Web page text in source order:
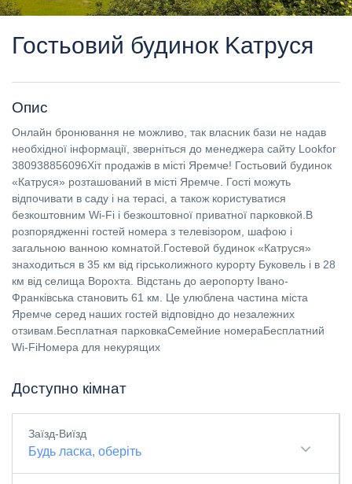
Гостьовий будинок Kатруся
Опис
Онлайн бронювання не можливо, так власник бази не надав
необхідної інформації, зверніться до менеджера сайту Lookfor
380938856096Хіт продажів в місті Яремче! Гостьовий будинок
«Катруся» розташований в місті Яремче. Гості можуть
відпочивати в саду і на терасі, а також користуватися
безкоштовним Wi-Fi і безкоштовної приватної парковкой.В
розпорядженні гостей номера з телевізором, шафою і
загальною ванною комнатой.Гостевой будинок «Катруся»
знаходиться в 35 км від гірськолижного курорту Буковель і в 28
км від селища Ворохта. Відстань до аеропорту Івано-
Франківська становить 61 км. Це улюблена частина міста
Яремче серед наших гостей відповідно до незалежних
отзивам.Бесплатная парковкаСемейние номераБесплатний
Wi-FiНомера для некурящих
Доступно кімнат
Заїзд-Виїзд
Будь ласка, оберіть